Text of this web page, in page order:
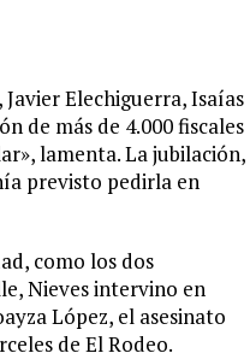
Elechiguerra, Isaías
de más de 4.000 fiscales
lamenta. La jubilación,
previsto pedirla en
como los dos
Nieves intervino en
López, el asesinato
de El Rodeo.